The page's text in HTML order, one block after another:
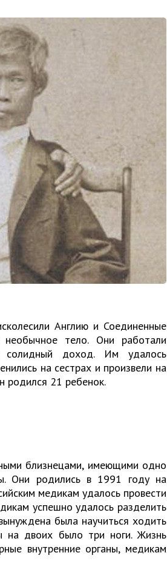
Англию и Соединенные
тело. Они работали
солидный доход. Им удалось
на сестрах и произвели на
родился 21 ребенок.
близнецами, имеющими одно
Они родились в 1991 году на
медикам удалось провести
успешно удалось разделить
была научиться ходить
на двоих было три ноги. Жизнь
внутренние органы, медикам